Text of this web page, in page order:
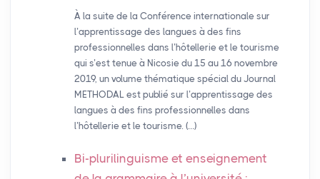
À la suite de la Conférence internationale sur
l’apprentissage des langues à des fins
professionnelles dans l’hôtellerie et le tourisme
qui s’est tenue à Nicosie du 15 au 16 novembre
2019, un volume thématique spécial du Journal
METHODAL est publié sur l’apprentissage des
langues à des fins professionnelles dans
l’hôtellerie et le tourisme. (…)
Bi-plurilinguisme et enseignement